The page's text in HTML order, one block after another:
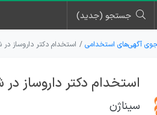
جستجو (جدید)
آگهی‌های استخدامی استخدام دکتر داروساز
استخدام دکتر داروساز
سیناژن